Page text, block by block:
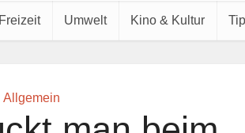
Freizeit Umwelt Kino & Kultur
Allgemein